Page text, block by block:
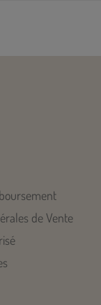
de Vente